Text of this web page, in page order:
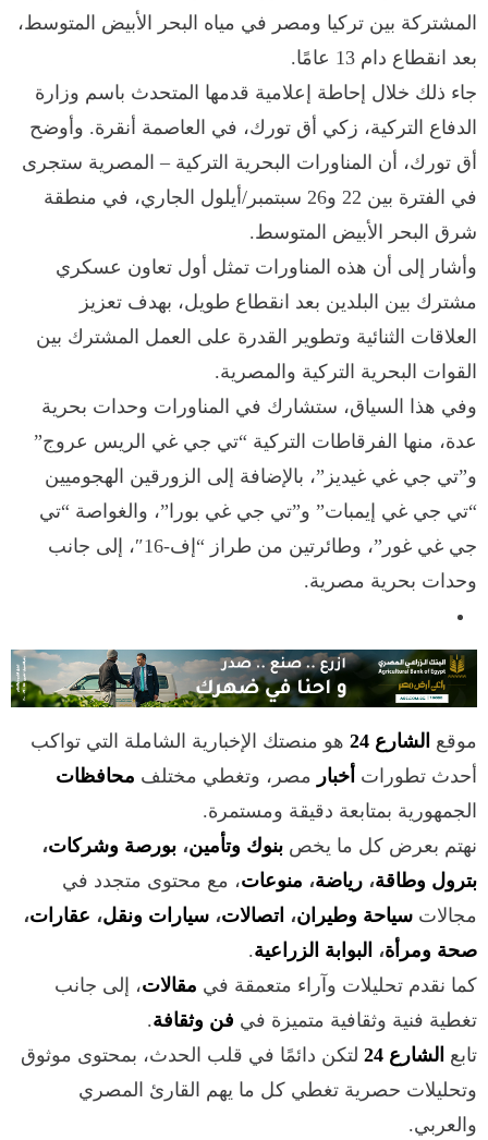
المشتركة بين تركيا ومصر في مياه البحر الأبيض المتوسط،
بعد انقطاع دام 13 عامًا.
جاء ذلك خلال إحاطة إعلامية قدمها المتحدث باسم وزارة
الدفاع التركية، زكي أق تورك، في العاصمة أنقرة. وأوضح
أق تورك، أن المناورات البحرية التركية – المصرية ستجرى
في الفترة بين 22 و26 سبتمبر/أيلول الجاري، في منطقة
شرق البحر الأبيض المتوسط.
وأشار إلى أن هذه المناورات تمثل أول تعاون عسكري
مشترك بين البلدين بعد انقطاع طويل، بهدف تعزيز
العلاقات الثنائية وتطوير القدرة على العمل المشترك بين
القوات البحرية التركية والمصرية.
وفي هذا السياق، ستشارك في المناورات وحدات بحرية
عدة، منها الفرقاطات التركية “تي جي غي الريس عروج”
و”تي جي غي غيديز”، بالإضافة إلى الزورقين الهجوميين
“تي جي غي إيمبات” و”تي جي غي بورا”، والغواصة “تي
جي غي غور”، وطائرتين من طراز “إف-16″، إلى جانب
وحدات بحرية مصرية.
موقع الشارع 24
هو منصتك الإخبارية الشاملة التي تواكب
أحدث تطورات أخبار مصر، وتغطي مختلف محافظات
الجمهورية بمتابعة دقيقة ومستمرة.
نهتم بعرض كل ما يخص بنوك وتأمين، بورصة وشركات،
بترول وطاقة، رياضة، منوعات، مع محتوى متجدد في
مجالات سياحة وطيران، اتصالات، سيارات ونقل، عقارات،
صحة ومرأة، البوابة الزراعية.
كما نقدم تحليلات وآراء متعمقة في مقالات، إلى جانب
تغطية فنية وثقافية متميزة في فن وثقافة.
تابع الشارع 24
لتكن دائمًا في قلب الحدث، بمحتوى موثوق
وتحليلات حصرية تغطي كل ما يهم القارئ المصري
والعربي.